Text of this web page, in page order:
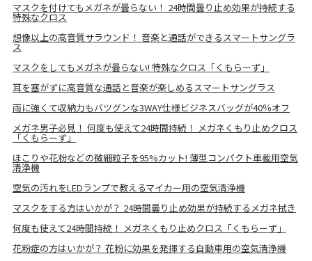
マスクを付けてもメガネが曇らない！ 24時間曇り止め効果が持続する
特殊なクロス
想像以上の高音質サラウンド！ 音楽と通話ができるスマートサングラ
ス
マスクをしてもメガネが曇らない! 特殊なクロス「くもらーず」
耳を塞がずに高音質な通話と音楽が楽しめるスマートサングラス
雨に強くて収納力もバツグンな3WAY仕様ビジネスバッグが40％オフ
メガネ男子必見！ 何度も使えて24時間持続！ メガネくもり止めクロス
「くもらーず」
ほこりや花粉などの微細粒子を95%カット! 薄型コンパクト車載用空気
清浄機
空気の汚れをLEDランプで教えるマイカー用の空気清浄機
マスクをする方はいかが？ 24時間曇り止め効果が持続するメガネ拭き
何度も使えて24時間持続！ メガネくもり止めクロス「くもらーず」
花粉症の方はいかが？ 花粉に効果を発揮する自動車用の空気清浄機